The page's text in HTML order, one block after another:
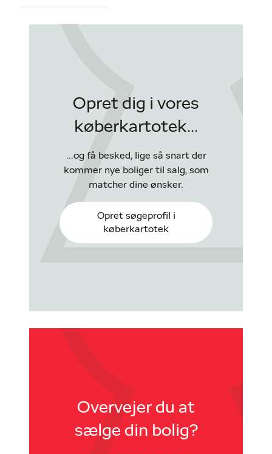
Opret dig i vores
køberkartotek...
...og få besked, lige så snart der
kommer nye boliger til salg, som
matcher dine ønsker.
Opret søgeprofil i
køberkartotek
Overvejer du at
sælge din bolig?